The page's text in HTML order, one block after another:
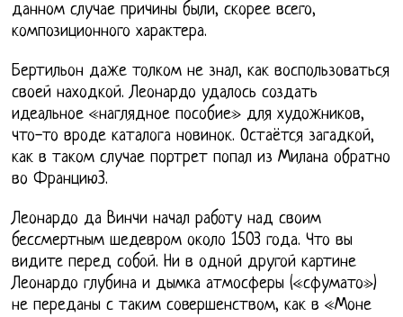
данном случае причины были, скорее всего,
композиционного характера.
Бертильон даже толком не знал, как воспользоваться
своей находкой. Леонардо удалось создать
идеальное «наглядное пособие» для художников,
что-то вроде каталога новинок. Остаётся загадкой,
как в таком случае портрет попал из Милана обратно
во Францию3.
Леонардо да Винчи начал работу над своим
бессмертным шедевром около 1503 года. Что вы
видите перед собой. Ни в одной другой картине
Леонардо глубина и дымка атмосферы («сфумато»)
не переданы с таким совершенством, как в «Моне